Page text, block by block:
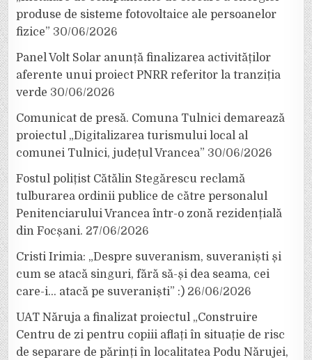
produse de sisteme fotovoltaice ale persoanelor
fizice” 30/06/2026
Panel Volt Solar anunță finalizarea activităților
aferente unui proiect PNRR referitor la tranziția
verde 30/06/2026
Comunicat de presă. Comuna Tulnici demarează
proiectul „Digitalizarea turismului local al
comunei Tulnici, județul Vrancea” 30/06/2026
Fostul polițist Cătălin Stegărescu reclamă
tulburarea ordinii publice de către personalul
Penitenciarului Vrancea într-o zonă rezidențială
din Focșani. 27/06/2026
Cristi Irimia: „Despre suveranism, suveraniști și
cum se atacă singuri, fără să-și dea seama, cei
care-i… atacă pe suveraniști” :) 26/06/2026
UAT Năruja a finalizat proiectul „Construire
Centru de zi pentru copiii aflați în situație de risc
de separare de părinți în localitatea Podu Nărujei,